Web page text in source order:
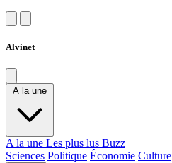
Alvinet
A la une
A la une Les plus lus Buzz
Sciences Politique Économie Culture